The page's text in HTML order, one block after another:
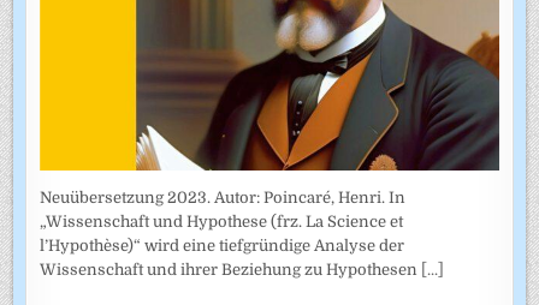
Neuübersetzung 2023. Autor: Poincaré, Henri. In
„Wissenschaft und Hypothese (frz. La Science et
l’Hypothèse)“ wird eine tiefgründige Analyse der
Wissenschaft und ihrer Beziehung zu Hypothesen [...]